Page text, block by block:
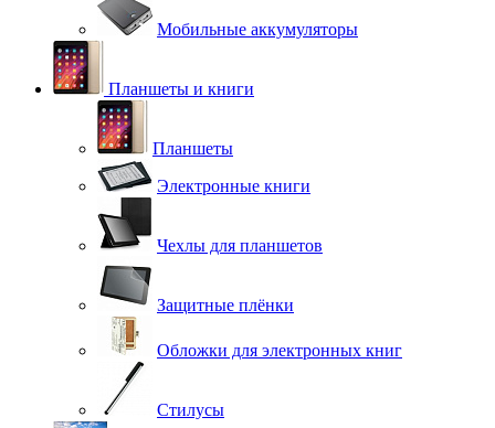
Мобильные аккумуляторы
Планшеты и книги
Планшеты
Электронные книги
Чехлы для планшетов
Защитные плёнки
Обложки для электронных книг
Стилусы